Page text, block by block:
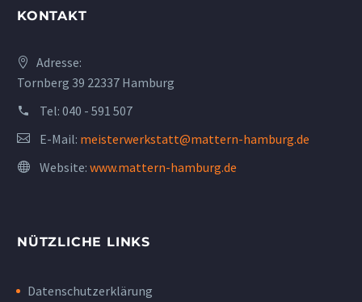
KONTAKT
Adresse:
Tornberg 39 22337 Hamburg
Tel: 040 - 591 507
E-Mail: meisterwerkstatt@mattern-hamburg.de
Website: www.mattern-hamburg.de
NÜTZLICHE LINKS
Datenschutzerklärung